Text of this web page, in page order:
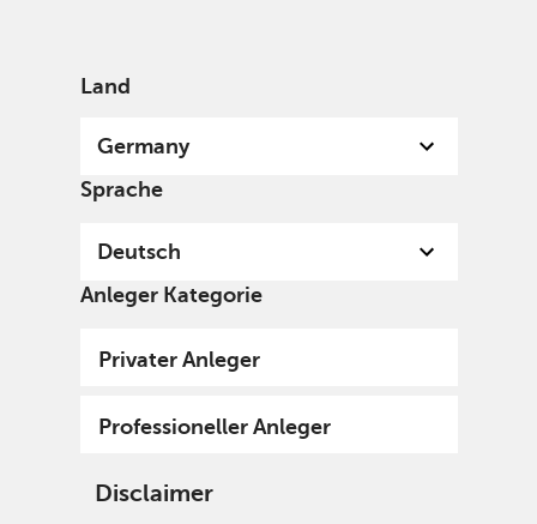
Land
Germany
Sprache
Deutsch
Anleger Kategorie
Privater Anleger
Professioneller Anleger
Disclaimer